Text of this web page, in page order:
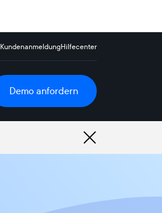
KundenanmeldungHilfecenter
Demo anfordern